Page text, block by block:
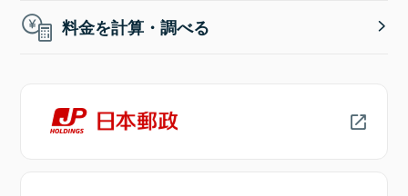
料金を計算・調べる